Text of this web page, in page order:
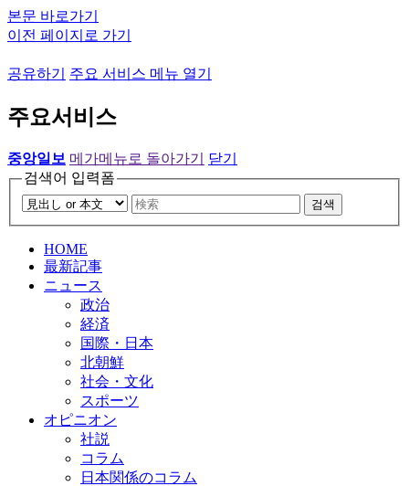
본문 바로가기
이전 페이지로 가기
공유하기 주요 서비스 메뉴 열기
주요서비스
중앙일보 메가메뉴로 돌아가기
닫기
검색어 입력폼
검색
HOME
最新記事
ニュース
政治
経済
国際・日本
北朝鮮
社会・文化
スポーツ
オピニオン
社説
コラム
日本関係のコラム